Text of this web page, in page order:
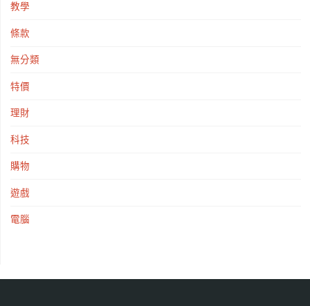
教學
條款
無分類
特價
理財
科技
購物
遊戲
電腦